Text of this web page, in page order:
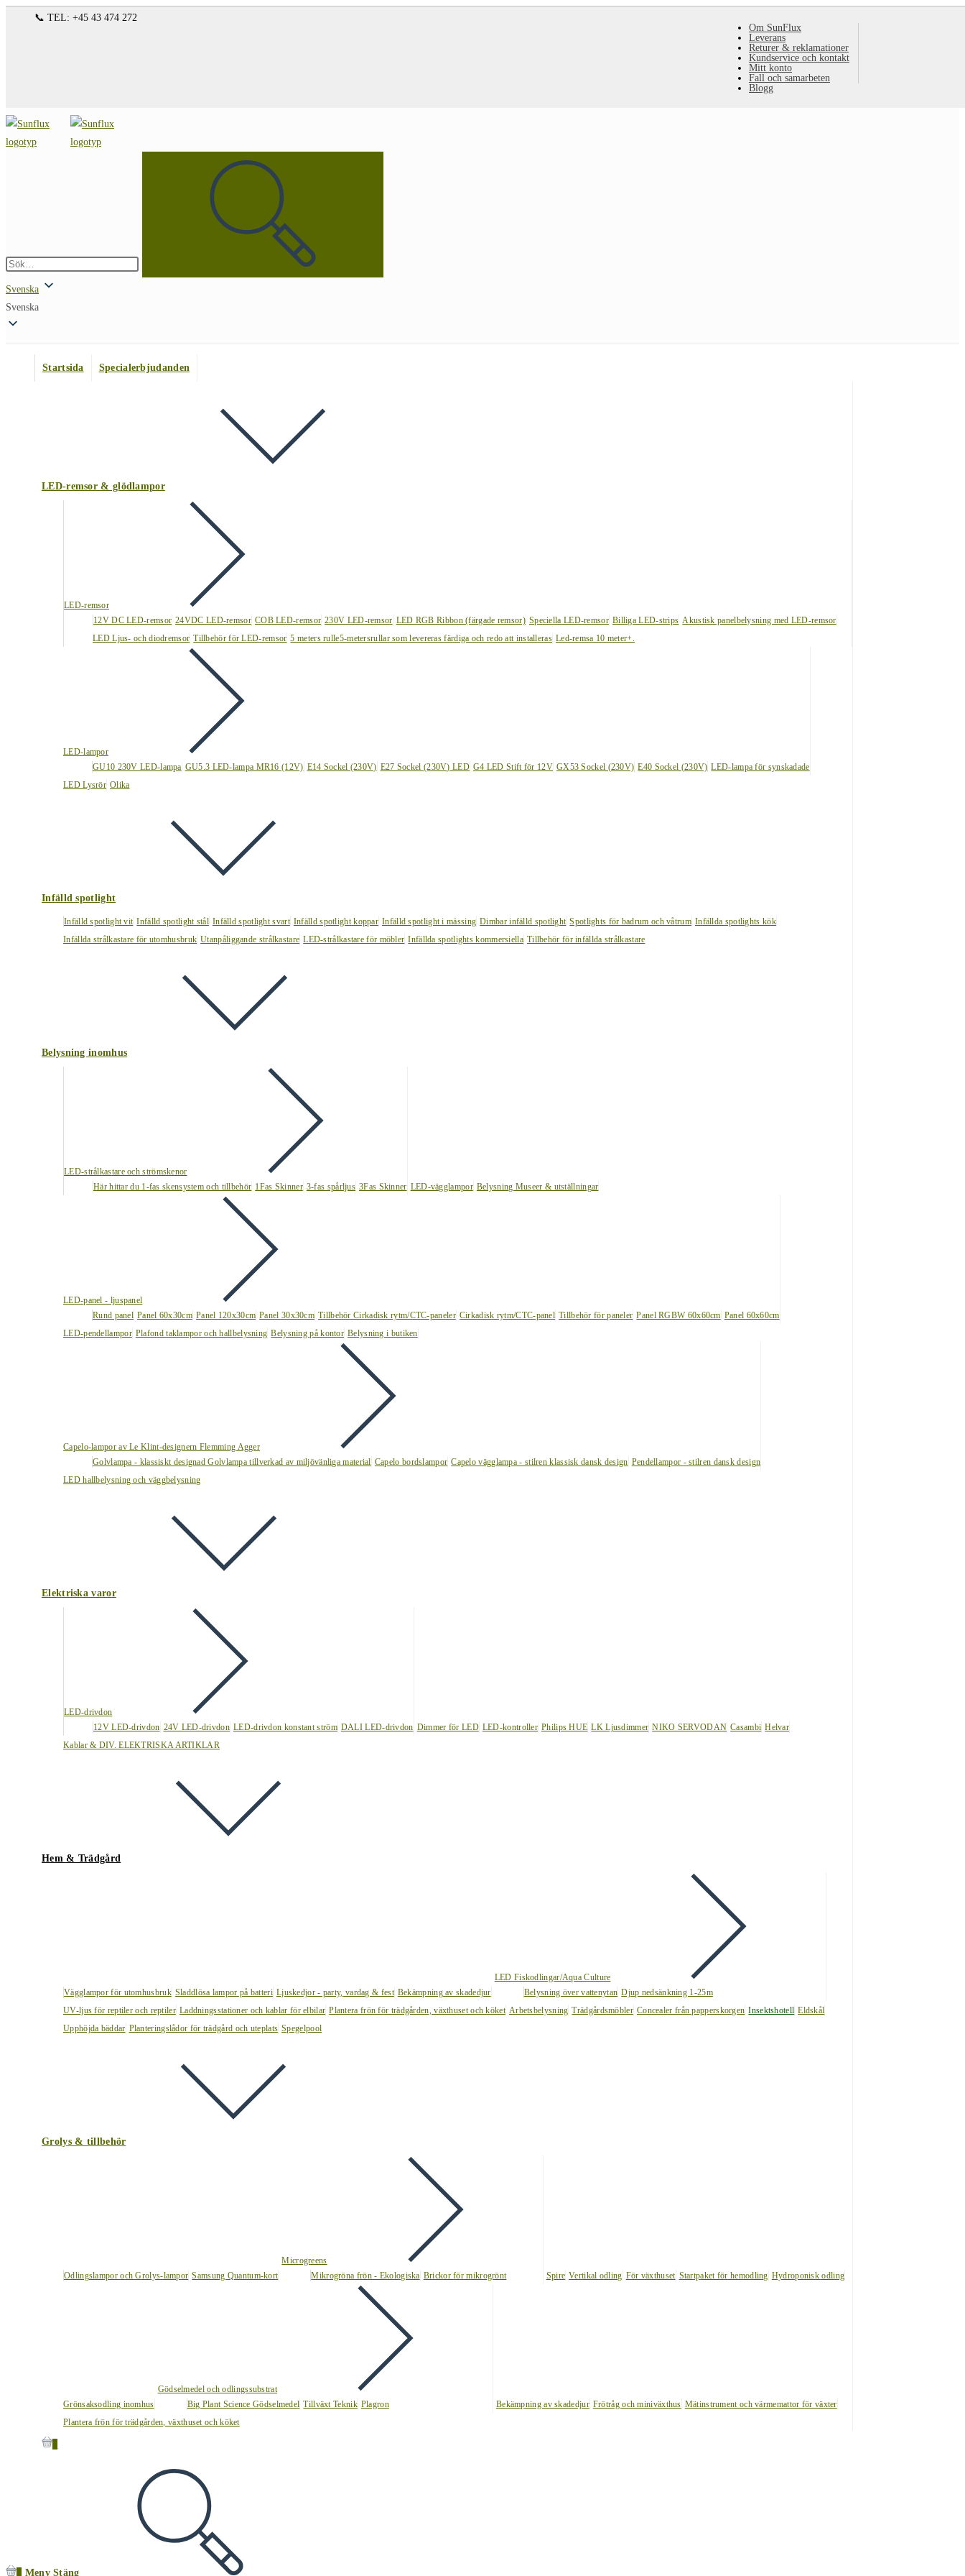
Om SunFlux
Leverans
Returer & reklamationer
Kundservice och kontakt
Mitt konto
Fall och samarbeten
Blogg
📞 TEL: +45 43 474 272
Svenska
Svenska
Startsida Specialerbjudanden
LED-remsor & glödlampor
LED-remsor
12V DC LED-remsor 24VDC LED-remsor COB LED-remsor 230V LED-remsor LED RGB Ribbon (färgade remsor) Speciella LED-remsor Billiga LED-strips Akustisk panelbelysning med LED-remsor
LED Ljus- och diodremsor Tillbehör för LED-remsor 5 meters rulle5-metersrullar som levereras färdiga och redo att installeras Led-remsa 10 meter+.
LED-lampor
GU10 230V LED-lampa GU5.3 LED-lampa MR16 (12V) E14 Sockel (230V) E27 Sockel (230V) LED G4 LED Stift för 12V GX53 Sockel (230V) E40 Sockel (230V) LED-lampa för synskadade
LED Lysrör Olika
Infälld spotlight
Infälld spotlight vit Infälld spotlight stål Infälld spotlight svart Infälld spotlight koppar Infälld spotlight i mässing Dimbar infälld spotlight Spotlights för badrum och våtrum Infällda spotlights kök
Infällda strålkastare för utomhusbruk Utanpåliggande strålkastare LED-strålkastare för möbler Infällda spotlights kommersiella Tillbehör för infällda strålkastare
Belysning inomhus
LED-strålkastare och strömskenor
Här hittar du 1-fas skensystem och tillbehör 1Fas Skinner 3-fas spårljus 3Fas Skinner LED-vägglampor Belysning Museer & utställningar
LED-panel - ljuspanel
Rund panel Panel 60x30cm Panel 120x30cm Panel 30x30cm Tillbehör Cirkadisk rytm/CTC-paneler Cirkadisk rytm/CTC-panel Tillbehör för paneler Panel RGBW 60x60cm Panel 60x60cm
LED-pendellampor Plafond taklampor och hallbelysning Belysning på kontor Belysning i butiken
Capelo-lampor av Le Klint-designern Flemming Agger
Golvlampa - klassiskt designad Golvlampa tillverkad av miljövänliga material Capelo bordslampor Capelo vägglampa - stilren klassisk dansk design Pendellampor - stilren dansk design
LED hallbelysning och väggbelysning
Elektriska varor
LED-drivdon
12V LED-drivdon 24V LED-drivdon LED-drivdon konstant ström DALI LED-drivdon Dimmer för LED LED-kontroller Philips HUE LK Ljusdimmer NIKO SERVODAN Casambi Helvar
Kablar & DIV. ELEKTRISKA ARTIKLAR
Hem & Trädgård
Vägglampor för utomhusbruk Sladdlösa lampor på batteri Ljuskedjor - party, vardag & fest Bekämpning av skadedjur
LED Fiskodlingar/Aqua Culture
Belysning över vattenytan Djup nedsänkning 1-25m
UV-ljus för reptiler och reptiler Laddningsstationer och kablar för elbilar Plantera frön för trädgården, växthuset och köket Arbetsbelysning Trädgårdsmöbler Concealer från papperskorgen Insektshotell Eldskål
Upphöjda bäddar Planteringslådor för trädgård och uteplats Spegelpool
Grolys & tillbehör
Odlingslampor och Grolys-lampor Samsung Quantum-kort
Microgreens
Mikrogröna frön - Ekologiska Brickor för mikrogrönt Spire Vertikal odling För växthuset Startpaket för hemodling Hydroponisk odling
Grönsaksodling inomhus
Gödselmedel och odlingssubstrat
Big Plant Science Gödselmedel Tillväxt Teknik Plagron Bekämpning av skadedjur Frötråg och miniväxthus Mätinstrument och värmemattor för växter
Plantera frön för trädgården, växthuset och köket
Meny Stäng